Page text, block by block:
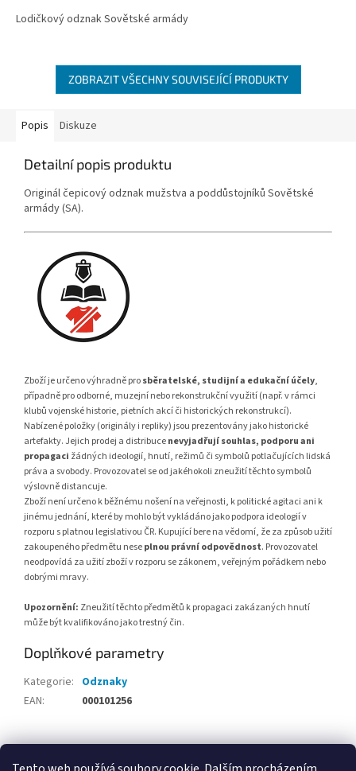
Lodičkový odznak Sovětské armády
ZOBRAZIT VŠECHNY SOUVISEJÍCÍ PRODUKTY
Popis Diskuze
Detailní popis produktu
Originál čepicový odznak mužstva a poddůstojníků Sovětské
armády (SA).
Zboží je určeno výhradně prosběratelské, studijní a edukační účely,
případně pro odborné, muzejní nebo rekonstrukční využití (např. v rámci
klubů vojenské historie, pietních akcí či historických rekonstrukcí).
Nabízené položky (originály i repliky) jsou prezentovány jako historické
artefakty. Jejich prodej a distribucenevyjadřují souhlas, podporu ani
propagaci žádných ideologií, hnutí, režimů či symbolů potlačujících lidská
práva a svobody. Provozovatel se od jakéhokoli zneužití těchto symbolů
výslovně distancuje.
Zboží není určeno k běžnému nošení na veřejnosti, k politické agitaci ani k
jinému jednání, které by mohlo být vykládáno jako podpora ideologií v
rozporu s platnou legislativou ČR. Kupující bere na vědomí, že za způsob užití
zakoupeného předmětu neseplnou právní odpovědnost. Provozovatel
neodpovídá za užití zboží v rozporu se zákonem, veřejným pořádkem nebo
dobrými mravy.
Upozornění: Zneužití těchto předmětů k propagaci zakázaných hnutí
může být kvalifikováno jako trestný čin.
Doplňkové parametry
Kategorie: Odznaky
EAN: 000101256
Z